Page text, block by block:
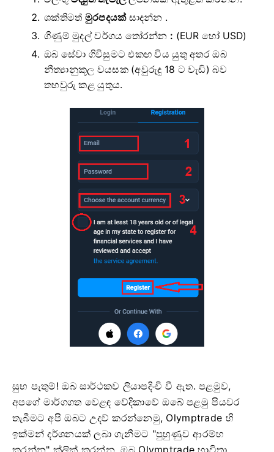
ශක්තිමත් මුරපදයක්සාදන්න .
ගිණුම් මුදල් වර්ගය තෝරන්න : (EUR හෝ USD)
ඔබ සේවා ගිවිසුමට එකඟ විය යුතු අතර ඔබ
නීත්‍යානුකූල වයසක (අවුරුදු 18 ට වැඩි) බව
තහවුරු කළ යුතුය.
සුභ පැතුම්! ඔබ සාර්ථකව ලියාපදිංචි වී ඇත. පළමුව,
අපගේ මාර්ගගත වෙළඳ වේදිකාවේ ඔබේ පළමු පියවර
තැබීමට අපි ඔබට උදව් කරන්නෙමු, Olymptrade හි
ඉක්මන් දර්ශනයක් ලබා ගැනීමට "පුහුණුව ආරම්භ